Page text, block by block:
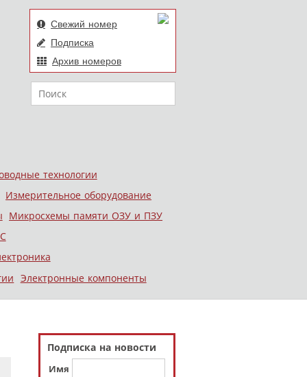
Свежий номер
Подписка
Архив номеров
Поиск
технологии
Измерительное оборудование
Микросхемы памяти ОЗУ и ПЗУ
Электронные компоненты
Подписка на новости
Имя